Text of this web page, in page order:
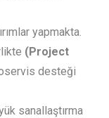
yapmakta.
(Project
desteği
sanallaştırma